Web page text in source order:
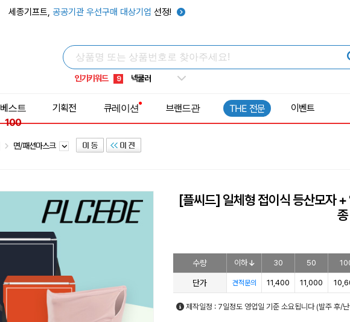
세종기프트, 공공기관 우선구매 대상기업 선정!
인기키워드
6 우산
8 쿨토시
9 넥쿨러
10 타포린가방
베스트
100
기획전 큐레이션 브랜드관 THE 전문 이벤트
면/패션마스크
[플씨드] 일체형 접이식 등산모자
수량 이하 30 50
단가 견적문의 11,400 11,000
제작일정 : 7일정도 영업일 기준 소요됩니다 (발주 후/